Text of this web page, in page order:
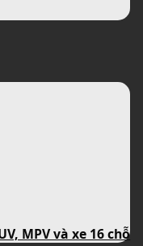
MPV và xe 16 chỗ